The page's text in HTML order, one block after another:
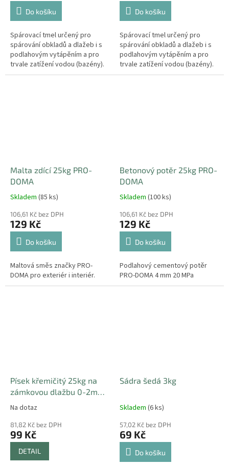
Do košíku
Spárovací tmel určený pro
spárování obkladů a dlažeb i s
podlahovým vytápěním a pro
trvale zatížení vodou (bazény).
Jedná se o zlepšenou
Do košíku
Spárovací tmel určený pro
spárování obkladů a dlažeb i s
podlahovým vytápěním a pro
trvale zatížení vodou (bazény).
Jedná se o zlepšenou
Malta zdící 25kg PRO-
DOMA
Skladem (85 ks)
106,61 Kč bez DPH
129 Kč
Do košíku
Maltová směs značky PRO-
DOMA pro exteriér i interiér.
Betonový potěr 25kg PRO-
DOMA
Skladem (100 ks)
106,61 Kč bez DPH
129 Kč
Do košíku
Podlahový cementový potěr
PRO-DOMA 4 mm 20 MPa
Písek křemičitý 25kg na
zámkovou dlažbu 0-2mm,
vhodný na dětská hřiště
Na dotaz
81,82 Kč bez DPH
99 Kč
DETAIL
Sádra šedá 3kg
Skladem (6 ks)
57,02 Kč bez DPH
69 Kč
Do košíku